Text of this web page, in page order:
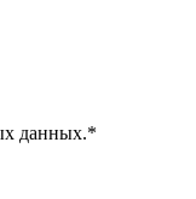
данных.*